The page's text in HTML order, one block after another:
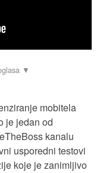
mobitela
je jedan od
kanalu
usporedni testovi
koje je zanimljivo